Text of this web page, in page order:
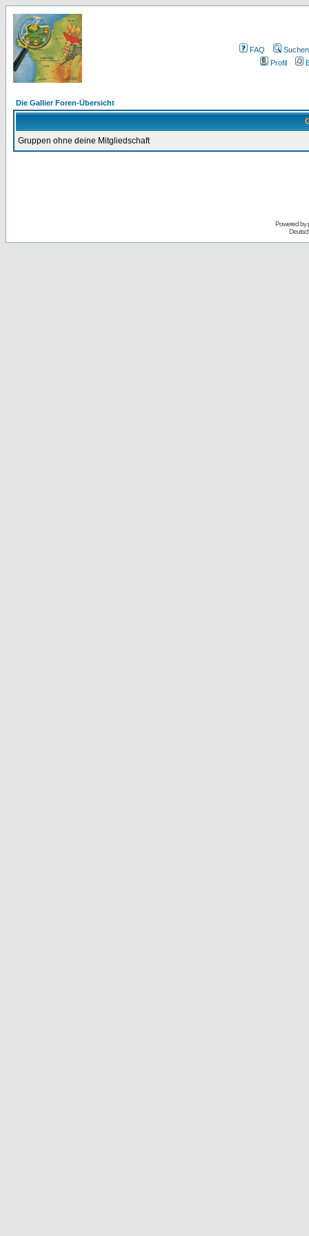
FAQ
Suchen
Profil
Die Gallier Foren-Übersicht
Gruppen ohne deine Mitgliedschaft
Powered by